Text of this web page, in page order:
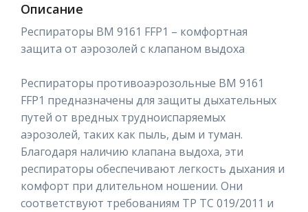
Описание
Респираторы ВМ 9161 FFP1 – комфортная
защита от аэрозолей с клапаном выдоха
Респираторы противоаэрозольные ВМ 9161
FFP1 предназначены для защиты дыхательных
путей от вредных трудноиспаряемых
аэрозолей, таких как пыль, дым и туман.
Благодаря наличию клапана выдоха, эти
респираторы обеспечивают легкость дыхания и
комфорт при длительном ношении. Они
соответствуют требованиям ТР ТС 019/2011 и